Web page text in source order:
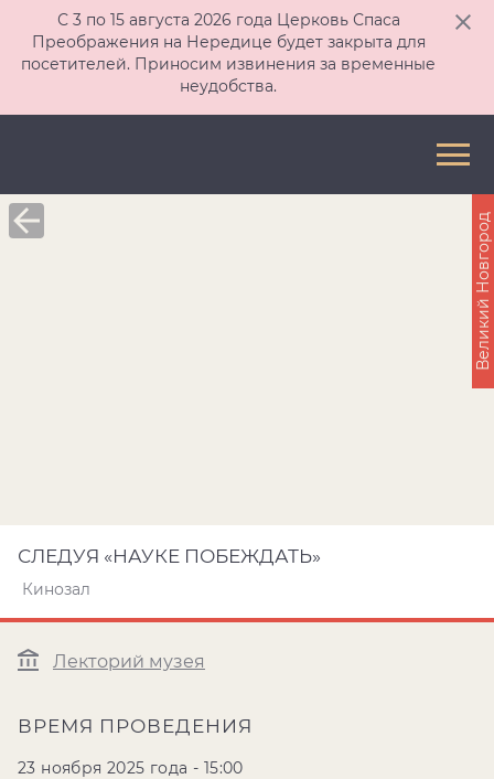
С 3 по 15 августа 2026 года Церковь Спаса
Преображения на Нередице будет закрыта для
посетителей. Приносим извинения за временные
неудобства.
СЛЕДУЯ «НАУКЕ ПОБЕЖДАТЬ»
Кинозал
Лекторий музея
ВРЕМЯ ПРОВЕДЕНИЯ
23 ноября 2025 года - 15:00
Великий Новгород